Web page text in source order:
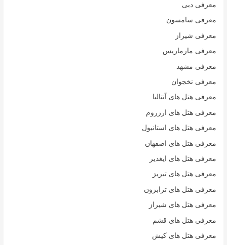
معرفی دبی
معرفی سامسون
معرفی شیراز
معرفی مارماریس
معرفی مشهد
معرفی نخجوان
معرفی هتل های آنتالیا
معرفی هتل های ارزروم
معرفی هتل های استانبول
معرفی هتل های اصفهان
معرفی هتل های ایغدیر
معرفی هتل های تبریز
معرفی هتل های ترابزون
معرفی هتل های شیراز
معرفی هتل های قشم
معرفی هتل های کیش